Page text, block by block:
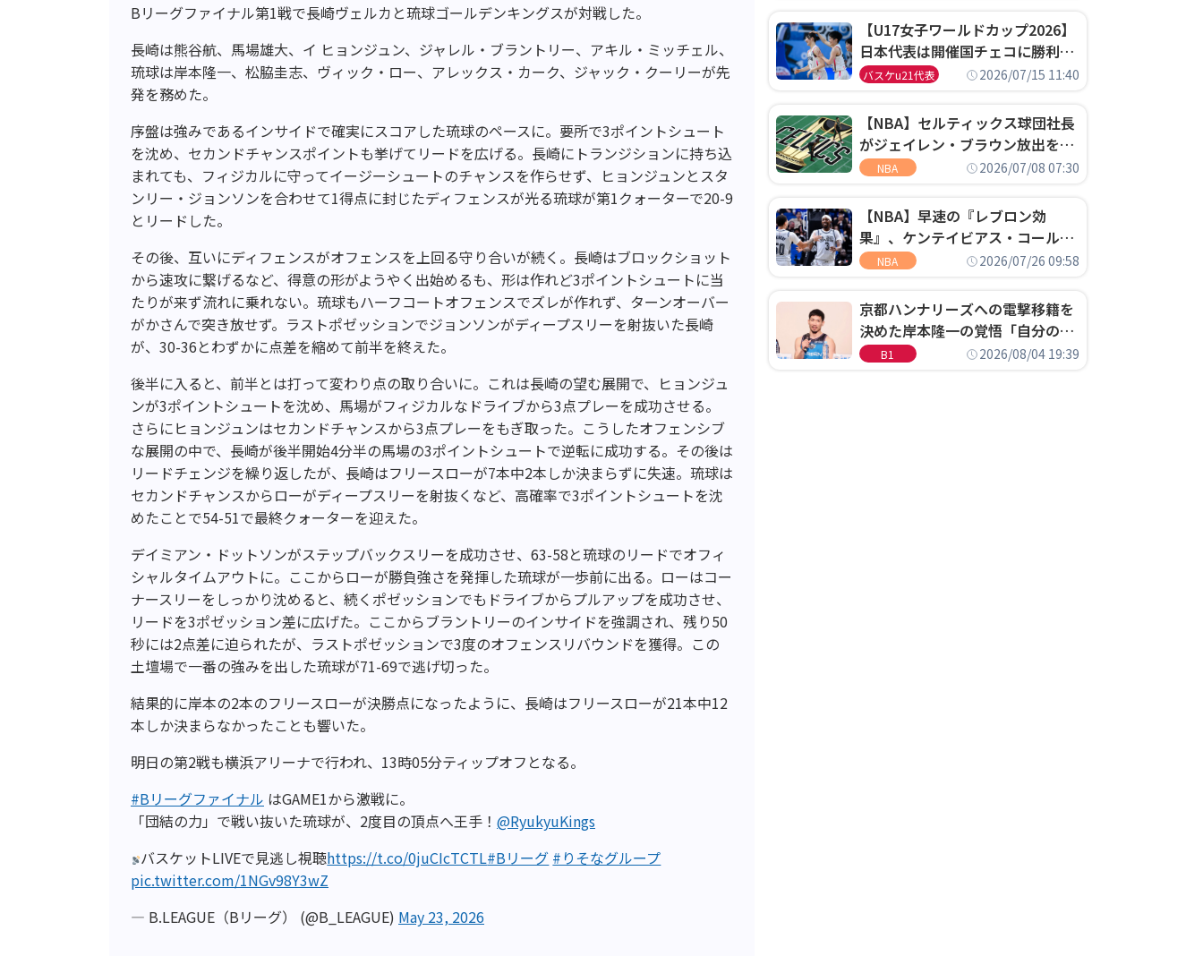
Bリーグファイナル第1戦で長崎ヴェルカと琉球ゴールデンキングスが対戦した。
長崎は熊谷航、馬場雄大、イ ヒョンジュン、ジャレル・ブラントリー、アキル・ミッチェル、
琉球は岸本隆一、松脇圭志、ヴィック・ロー、アレックス・カーク、ジャック・クーリーが先
発を務めた。
序盤は強みであるインサイドで確実にスコアした琉球のペースに。要所で3ポイントシュート
を沈め、セカンドチャンスポイントも挙げてリードを広げる。長崎にトランジションに持ち込
まれても、フィジカルに守ってイージーシュートのチャンスを作らせず、ヒョンジュンとスタ
ンリー・ジョンソンを合わせて1得点に封じたディフェンスが光る琉球が第1クォーターで20-9
とリードした。
その後、互いにディフェンスがオフェンスを上回る守り合いが続く。長崎はブロックショット
から速攻に繋げるなど、得意の形がようやく出始めるも、形は作れど3ポイントシュートに当
たりが来ず流れに乗れない。琉球もハーフコートオフェンスでズレが作れず、ターンオーバー
がかさんで突き放せず。ラストポゼッションでジョンソンがディープスリーを射抜いた長崎
が、30-36とわずかに点差を縮めて前半を終えた。
後半に入ると、前半とは打って変わり点の取り合いに。これは長崎の望む展開で、ヒョンジュ
ンが3ポイントシュートを沈め、馬場がフィジカルなドライブから3点プレーを成功させる。
さらにヒョンジュンはセカンドチャンスから3点プレーをもぎ取った。こうしたオフェンシブ
な展開の中で、長崎が後半開始4分半の馬場の3ポイントシュートで逆転に成功する。その後は
リードチェンジを繰り返したが、長崎はフリースローが7本中2本しか決まらずに失速。琉球は
セカンドチャンスからローがディープスリーを射抜くなど、高確率で3ポイントシュートを沈
めたことで54-51で最終クォーターを迎えた。
デイミアン・ドットソンがステップバックスリーを成功させ、63-58と琉球のリードでオフィ
シャルタイムアウトに。ここからローが勝負強さを発揮した琉球が一歩前に出る。ローはコー
ナースリーをしっかり沈めると、続くポゼッションでもドライブからプルアップを成功させ、
リードを3ポゼッション差に広げた。ここからブラントリーのインサイドを強調され、残り50
秒には2点差に迫られたが、ラストポゼッションで3度のオフェンスリバウンドを獲得。この
土壇場で一番の強みを出した琉球が71-69で逃げ切った。
結果的に岸本の2本のフリースローが決勝点になったように、長崎はフリースローが21本中12
本しか決まらなかったことも響いた。
明日の第2戦も横浜アリーナで行われ、13時05分ティップオフとなる。
#Bリーグファイナル はGAME1から激戦に。
「団結の力」で戦い抜いた琉球が、2度目の頂点へ王手！ @RyukyuKings
バスケットLIVEで見逃し視聴https://t.co/0juCIcTCTL#Bリーグ #りそなグループ
pic.twitter.com/1NGv98Y3wZ
— B.LEAGUE（Bリーグ） (@B_LEAGUE) May 23, 2026
【U17女子ワールドカップ2026】
日本代表は開催国チェコに勝利し
て予選グループ3連勝で首位通
決定
バスケu21代表 2026/07/15 11:40
【NBA】セルティックス球団社長
がジェイレン・ブラウン放出を説
明「キャップの70％が2人の選手
NBA 2026/07/08 07:30
【NBA】早速の『レブロン効
果』、ケンテイビアス・コールド
ウェル・ポープがセブンティシク
NBA 2026/07/26 09:58
京都ハンナリーズへの電撃移籍を
決めた岸本隆一の覚悟「自分のエ
ゴというちっぽけなことのため
B1 2026/08/04 19:39